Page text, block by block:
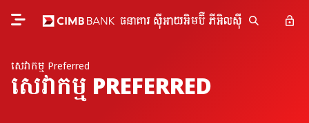
សេវាកម្ម Preferred
សេវាកម្ម PREFERRED